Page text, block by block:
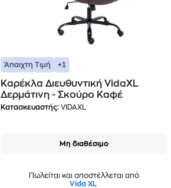
Άπαιχτη Τιμή +1
Καρέκλα Διευθυντική VidaXL
Δερμάτινη - Σκούρο Καφέ
Κατασκευαστής: VIDAXL
Μη διαθέσιμο
Πωλείται και αποστέλλεται από
Vida XL